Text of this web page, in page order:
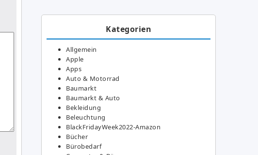
Kategorien
Allgemein
Apple
Apps
Auto & Motorrad
Baumarkt
Baumarkt & Auto
Bekleidung
Beleuchtung
BlackFridayWeek2022-Amazon
Bücher
Bürobedarf